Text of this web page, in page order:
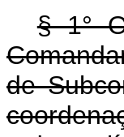
§ 1°
de